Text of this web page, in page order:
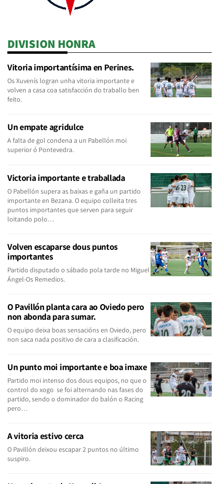
DIVISION HONRA
Vitoria importantísima en Perines.
Os Xuvenís logran unha vitoria importante e
volven a casa coa satisfacción do traballo ben
feito.
Un empate agridulce
A falta de gol condena a un Pabellón moi
superior ó Pontevedra.
Victoria importante e traballada
O Pabellón supera as baixas e gaña un partido
importante en Bezana. O equipo colleita tres
puntos importantes que serven para seguir
loitando polo…
Volven escaparse dous puntos
importantes
Partido disputado o sábado pola tarde no Miguel
Ángel-Os Remedios.
O Pavillón planta cara ao Oviedo pero
non abonda para sumar.
O equipo deixa boas sensacións en Oviedo, pero
non saca nada positivo de cara a clasificación.
Un punto moi importante e boa imaxe
Partido moi intenso dos dous equipos, no que o
control do xogo se foi alternando nas fases do
partido, sendo o dominador do balón o Racing
pero…
A vitoria estivo cerca
O Pavillón deixou escapar 2 puntos no último
suspiro.